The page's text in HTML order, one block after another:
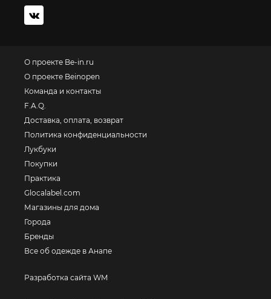
О проекте Be-in.ru
О проекте Beinopen
Команда и контакты
F.A.Q.
Доставка, оплата, возврат
Политика конфиденциальности
Лукбуки
Покупки
Практика
Glocalabel.com
Магазины для дома
Города
Бренды
Все об одежде в Анапе
Разработка сайта WM